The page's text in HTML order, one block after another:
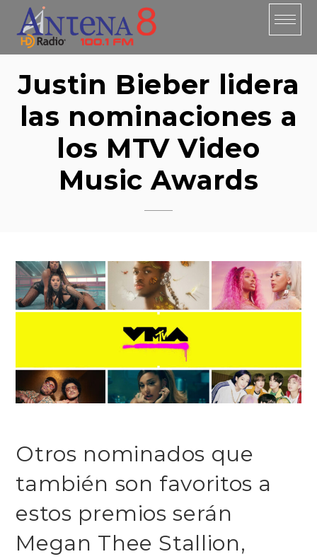
content
Justin Bieber lidera
las nominaciones a
los MTV Video
Music Awards
Otros nominados que
también son favoritos a
estos premios serán
Megan Thee Stallion,